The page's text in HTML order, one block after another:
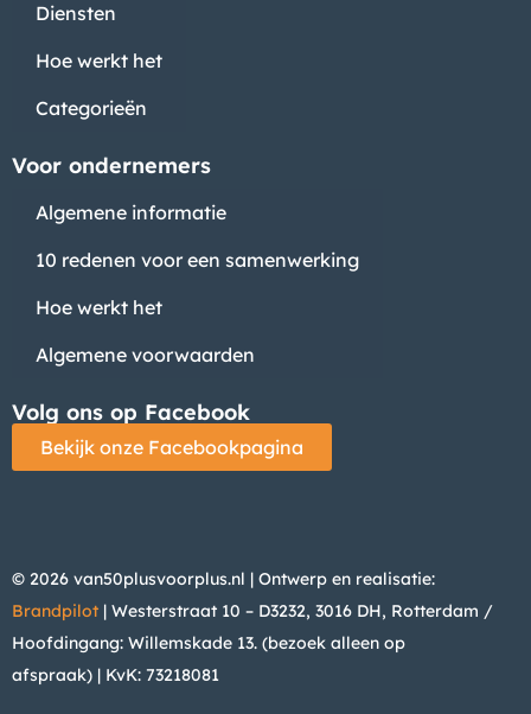
Diensten
Hoe werkt het
Categorieën
Voor ondernemers
Algemene informatie
10 redenen voor een samenwerking
Hoe werkt het
Algemene voorwaarden
Volg ons op Facebook
Bekijk onze Facebookpagina
© 2026 van50plusvoorplus.nl | Ontwerp en realisatie:
Brandpilot | Westerstraat 10 – D3232, 3016 DH, Rotterdam /
Hoofdingang: Willemskade 13. (bezoek alleen op
afspraak) | KvK: 73218081